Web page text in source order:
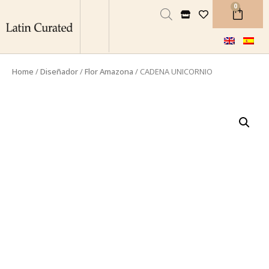
0
Home /Diseñador/Flor Amazona / CADENA UNICORNIO